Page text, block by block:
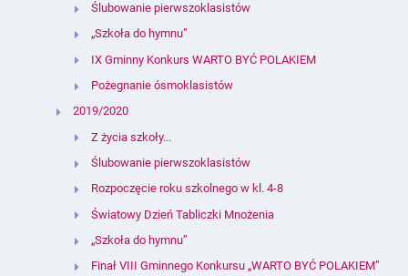
Ślubowanie pierwszoklasistów
„Szkoła do hymnu”
IX Gminny Konkurs WARTO BYĆ POLAKIEM
Pożegnanie ósmoklasistów
2019/2020
Z życia szkoły...
Ślubowanie pierwszoklasistów
Rozpoczęcie roku szkolnego w kl. 4-8
Światowy Dzień Tabliczki Mnożenia
„Szkoła do hymnu”
Finał VIII Gminnego Konkursu „WARTO BYĆ POLAKIEM”